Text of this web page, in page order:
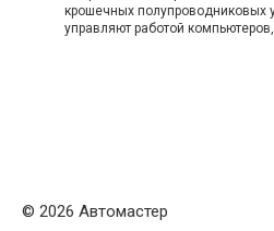
крошечных полупроводниковых
управляют работой
© 2026 Автомастер